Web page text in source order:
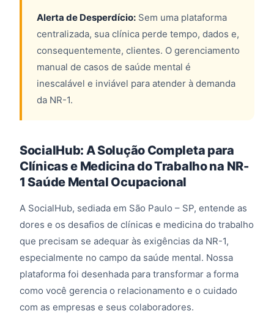
Alerta de Desperdício: Sem uma plataforma
centralizada, sua clínica perde tempo, dados e,
consequentemente, clientes. O gerenciamento
manual de casos de saúde mental é
inescalável e inviável para atender à demanda
da NR-1.
SocialHub: A Solução Completa para
Clínicas e Medicina do Trabalho na NR-
1 Saúde Mental Ocupacional
A SocialHub, sediada em São Paulo – SP, entende as
dores e os desafios de clínicas e medicina do trabalho
que precisam se adequar às exigências da NR-1,
especialmente no campo da saúde mental. Nossa
plataforma foi desenhada para transformar a forma
como você gerencia o relacionamento e o cuidado
com as empresas e seus colaboradores.